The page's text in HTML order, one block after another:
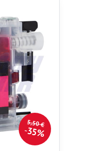
5,50 €
35%